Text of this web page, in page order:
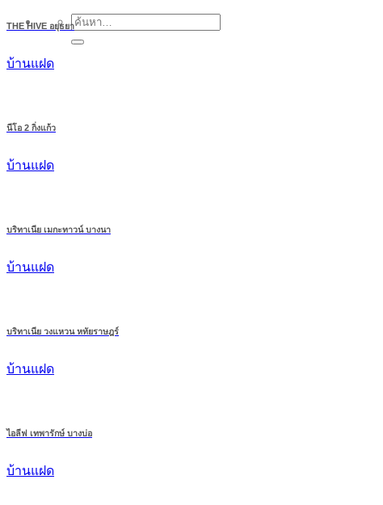
THE HIVE อยุธยา
บ้านแฝด
นีโอ 2 กิ่งแก้ว
บ้านแฝด
บริทาเนีย เมกะทาวน์ บางนา
บ้านแฝด
บริทาเนีย วงแหวน หทัยราษฎร์
บ้านแฝด
ไอลีฟ เทพารักษ์ บางบ่อ
บ้านแฝด